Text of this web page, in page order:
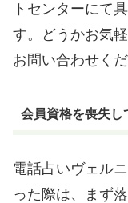
トセンターにて
す。どうかお気
お問い合わせくだ
会員資格を喪失し
電話占いヴェル
った際は、まず